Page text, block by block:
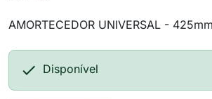
AMORTECEDOR UNIVERSAL -
 Disponível